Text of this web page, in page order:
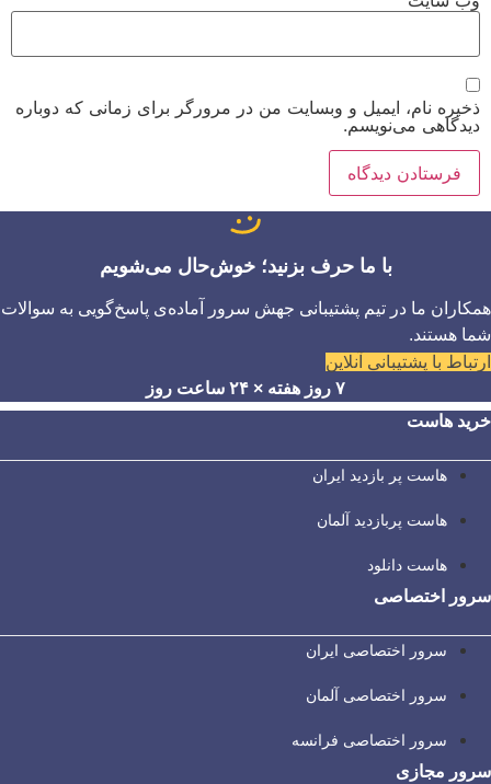
ذخیره نام، ایمیل و وبسایت من در مرورگر برای زمانی که دوباره
دیدگاهی می‌نویسم.
با ما حرف بزنید؛ خوش‌حال می‌شویم
همکاران ما در تیم پشتیبانی جهش سرور آماده‌ی پاسخ‌گویی به سوالات
شما هستند.
ارتباط با پشتیبانی آنلاین
۷ روز هفته × ۲۴ ساعت روز
خرید هاست
هاست پر بازدید ایران
هاست پربازدید آلمان
هاست دانلود
سرور اختصاصی
سرور اختصاصی ایران
سرور اختصاصی آلمان
سرور اختصاصی فرانسه
سرور مجازی